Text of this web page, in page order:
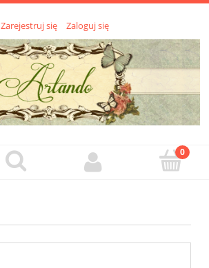
Zarejestruj się Zaloguj się